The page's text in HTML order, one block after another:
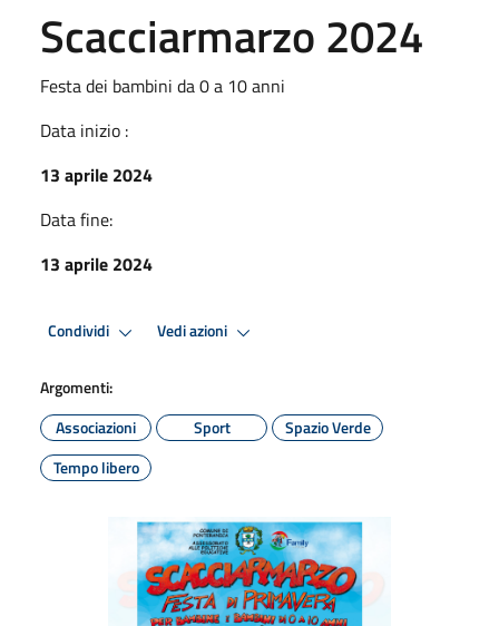
Scacciarmarzo 2024
Festa dei bambini da 0 a 10 anni
Data inizio :
13 aprile 2024
Data fine:
13 aprile 2024
Condividi Vedi azioni
Argomenti:
Associazioni
Sport
Spazio Verde
Tempo libero